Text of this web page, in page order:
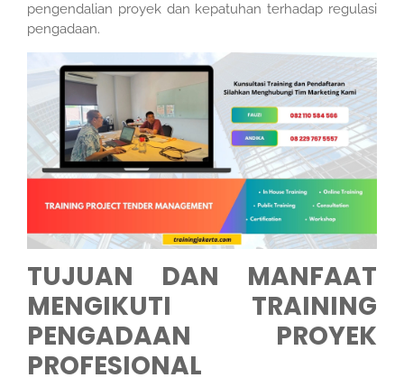
pengendalian proyek dan kepatuhan terhadap regulasi
pengadaan.
TUJUAN DAN MANFAAT
MENGIKUTI TRAINING
PENGADAAN PROYEK
PROFESIONAL